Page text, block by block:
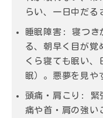
らい、一日中だる
睡眠障害:
寝つき
る、朝早く目が覚
くら寝ても眠い、
眠）。悪夢を見や
頭痛・肩こり:
緊
痛や首・肩の強い